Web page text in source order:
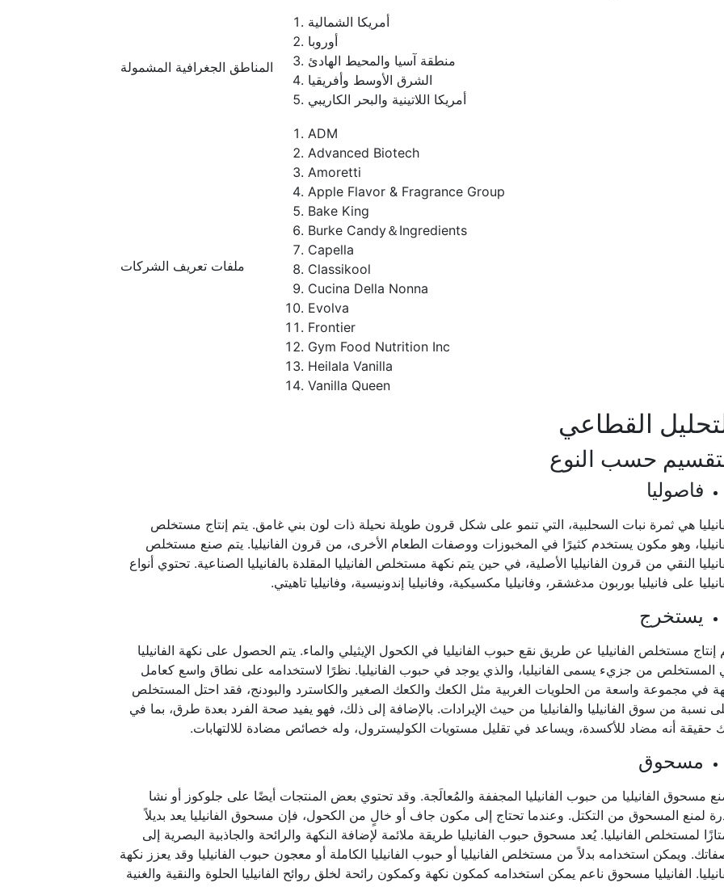
المناطق الجغرافية المشمولة
أمريكا الشمالية
أوروبا
منطقة آسيا والمحيط الهادئ
الشرق الأوسط وأفريقيا
أمريكا اللاتينية والبحر الكاريبي
ملفات تعريف الشركات
ADM
Advanced Biotech
Amoretti
Apple Flavor & Fragrance Group
Bake King
Burke Candy＆Ingredients
Capella
Classikool
Cucina Della Nonna
Evolva
Frontier
Gym Food Nutrition Inc
Heilala Vanilla
Vanilla Queen
القطاعي
حسب النوع
فاصوليا
هي ثمرة نبات السحلبية، التي تنمو على شكل قرون طويلة نحيلة ذات لون بني غامق. يتم إنتاج مستخلص
وهو مكون يستخدم كثيرًا في المخبوزات ووصفات الطعام الأخرى، من قرون الفانيليا. يتم صنع مستخلص
النقي من قرون الفانيليا الأصلية، في حين يتم نكهة مستخلص الفانيليا المقلدة بالفانيليا الصناعية. تحتوي أنواع
على فانيليا بوربون مدغشقر، وفانيليا مكسيكية، وفانيليا إندونيسية، وفانيليا تاهيتي.
يستخرج
إنتاج مستخلص الفانيليا عن طريق نقع حبوب الفانيليا في الكحول الإيثيلي والماء. يتم الحصول على نكهة الفانيليا
المستخلص من جزيء يسمى الفانيليا، والذي يوجد في حبوب الفانيليا. نظرًا لاستخدامه على نطاق واسع كعامل
في مجموعة واسعة من الحلويات الغربية مثل الكعك والكعك الصغير والكاسترد والبودنج، فقد احتل المستخلص
نسبة من سوق الفانيليا والفانيليا من حيث الإيرادات. بالإضافة إلى ذلك، فهو يفيد صحة الفرد بعدة طرق، بما في
حقيقة أنه مضاد للأكسدة، ويساعد في تقليل مستويات الكوليسترول، وله خصائص مضادة للالتهابات.
مسحوق
مسحوق الفانيليا من حبوب الفانيليا المجففة والمُعالَجة. وقد تحتوي بعض المنتجات أيضًا على جلوكوز أو نشا
لمنع المسحوق من التكتل. وعندما تحتاج إلى مكون جاف أو خالٍ من الكحول، فإن مسحوق الفانيليا يعد بديلاً
لمستخلص الفانيليا. يُعد مسحوق حبوب الفانيليا طريقة ملائمة لإضافة النكهة والرائحة والجاذبية البصرية إلى
ويمكن استخدامه بدلاً من مستخلص الفانيليا أو حبوب الفانيليا الكاملة أو معجون حبوب الفانيليا وقد يعزز نكهة
الفانيليا مسحوق ناعم يمكن استخدامه كمكون نكهة وكمكون رائحة لخلق روائح الفانيليا الحلوة والنقية والغنية